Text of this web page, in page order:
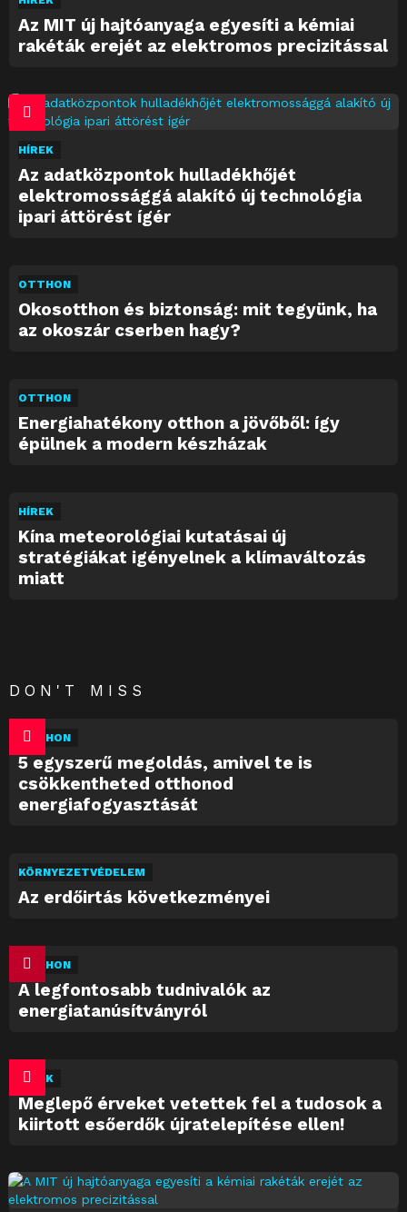
Az MIT új hajtóanyaga egyesíti a kémiai
rakéták erejét az elektromos precizitással
HÍREK
Az adatközpontok hulladékhőjét
elektromossággá alakító új technológia
ipari áttörést ígér
OTTHON
Okosotthon és biztonság: mit tegyünk, ha
az okoszár cserben hagy?
OTTHON
Energiahatékony otthon a jövőből: így
épülnek a modern készházak
HÍREK
Kína meteorológiai kutatásai új
stratégiákat igényelnek a klímaváltozás
miatt
DON'T MISS
OTTHON
5 egyszerű megoldás, amivel te is
csökkentheted otthonod
energiafogyasztását
KÖRNYEZETVÉDELEM
Az erdőirtás következményei
OTTHON
A legfontosabb tudnivalók az
energiatanúsítványról
HÍREK
Meglepő érveket vetettek fel a tudosok a
kiirtott esőerdők újratelepítése ellen!